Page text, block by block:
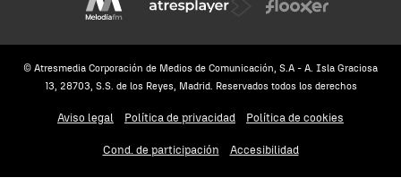
© Atresmedia Corporación de Medios de Comunicación, S.A - A. Isla Graciosa
13, 28703, S.S. de los Reyes, Madrid. Reservados todos los derechos
Aviso legal Política de privacidad Política de cookies
Cond. de participación Accesibilidad